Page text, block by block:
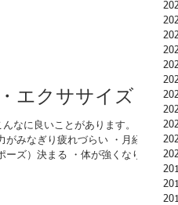
エクササイズ
なに良いことがあります。 ・
みなぎり疲れづらい ・月経コ
ズ）決まる ・体が強くなり、